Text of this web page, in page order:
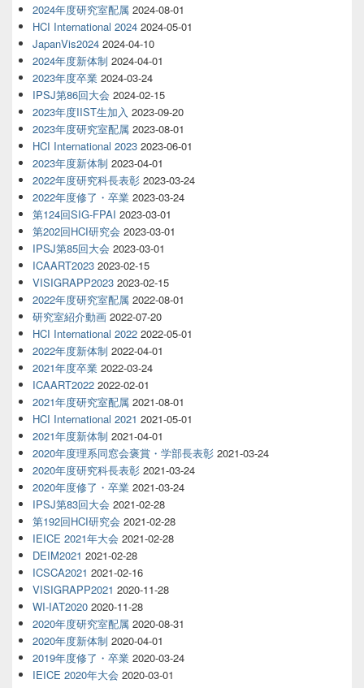
2024年度研究室配属 2024-08-01
HCI International 2024 2024-05-01
JapanVis2024 2024-04-10
2024年度新体制 2024-04-01
2023年度卒業 2024-03-24
IPSJ第86回大会 2024-02-15
2023年度IIST生加入 2023-09-20
2023年度研究室配属 2023-08-01
HCI International 2023 2023-06-01
2023年度新体制 2023-04-01
2022年度研究科長表彰 2023-03-24
2022年度修了・卒業 2023-03-24
第124回SIG-FPAI 2023-03-01
第202回HCI研究会 2023-03-01
IPSJ第85回大会 2023-03-01
ICAART2023 2023-02-15
VISIGRAPP2023 2023-02-15
2022年度研究室配属 2022-08-01
研究室紹介動画 2022-07-20
HCI International 2022 2022-05-01
2022年度新体制 2022-04-01
2021年度卒業 2022-03-24
ICAART2022 2022-02-01
2021年度研究室配属 2021-08-01
HCI International 2021 2021-05-01
2021年度新体制 2021-04-01
2020年度理系同窓会褒賞・学部長表彰 2021-03-24
2020年度研究科長表彰 2021-03-24
2020年度修了・卒業 2021-03-24
IPSJ第83回大会 2021-02-28
第192回HCI研究会 2021-02-28
IEICE 2021年大会 2021-02-28
DEIM2021 2021-02-28
ICSCA2021 2021-02-16
VISIGRAPP2021 2020-11-28
WI-IAT2020 2020-11-28
2020年度研究室配属 2020-08-31
2020年度新体制 2020-04-01
2019年度修了・卒業 2020-03-24
IEICE 2020年大会 2020-03-01